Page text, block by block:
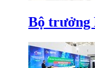
Bộ trưởng